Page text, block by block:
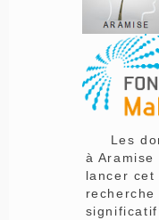
Les
à
lancer cet
recherche